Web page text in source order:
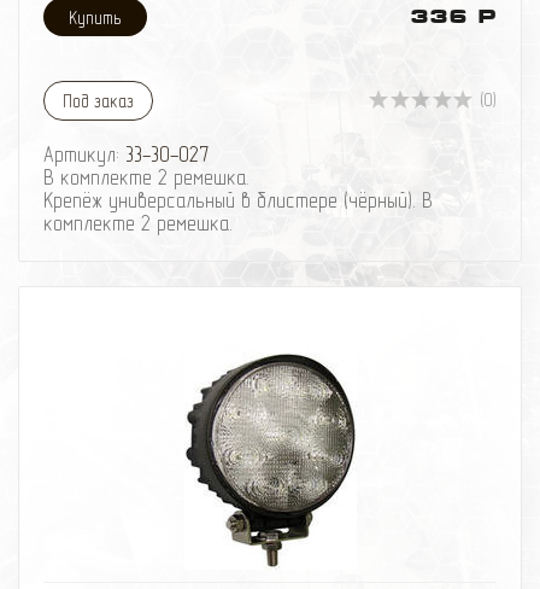
336 Р
Под заказ (0)
Артикул: 33-30-027
В комплекте 2 ремешка.
Крепёж универсальный в блистере (чёрный). В
комплекте 2 ремешка.